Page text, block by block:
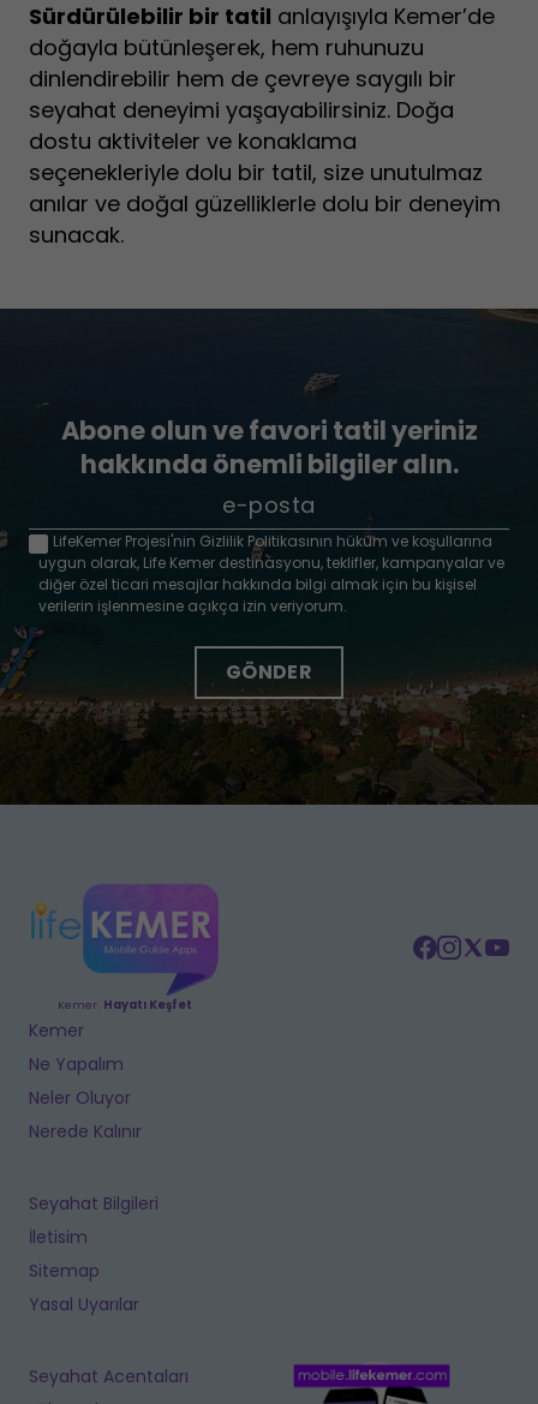
Sürdürülebilir bir tatil anlayışıyla Kemer’de
doğayla bütünleşerek, hem ruhunuzu
dinlendirebilir hem de çevreye saygılı bir
seyahat deneyimi yaşayabilirsiniz. Doğa
dostu aktiviteler ve konaklama
seçenekleriyle dolu bir tatil, size unutulmaz
anılar ve doğal güzelliklerle dolu bir deneyim
sunacak.
Abone olun ve favori tatil yeriniz
hakkında önemli bilgiler alın.
LifeKemer Projesi'nin Gizlilik Politikasının hüküm ve koşullarına
uygun olarak, Life Kemer destinasyonu, teklifler, kampanyalar ve
diğer özel ticari mesajlar hakkında bilgi almak için bu kişisel
verilerin işlenmesine açıkça izin veriyorum.
Kemer. Hayatı Keşfet
Kemer
Ne Yapalım
Neler Oluyor
Nerede Kalınır
Seyahat Bilgileri
İletisim
Sitemap
Yasal Uyarılar
Seyahat Acentaları